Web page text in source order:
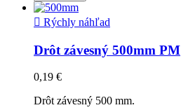
 Rýchly náhľad
Drôt závesný 500mm PM
0,19 €
Drôt závesný 500 mm.